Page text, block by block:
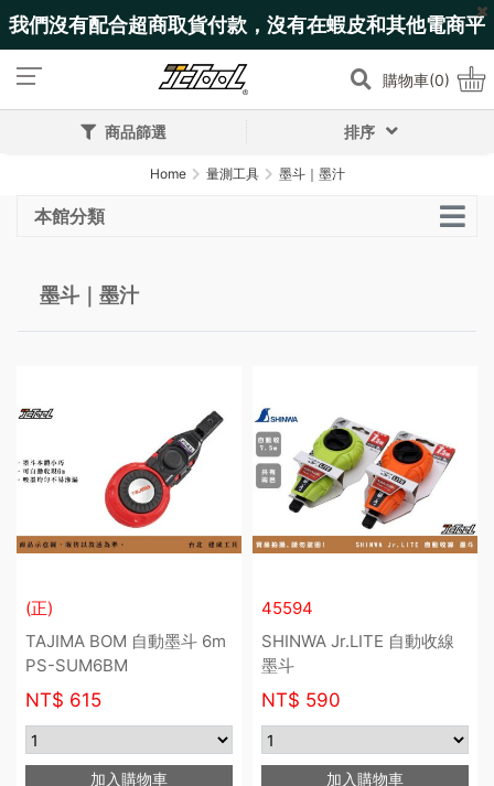
我們沒有配合超商取貨付款，沒有在蝦皮和其他電商平
台上架! 購物車(0)
商品篩選 排序
Home 量測工具 墨斗｜墨汁
本館分類
墨斗｜墨汁
(正)
TAJIMA BOM 自動墨斗 6m
PS-SUM6BM
NT$ 615
加入購物車
45594
SHINWA Jr.LITE 自動收線
墨斗
NT$ 590
加入購物車